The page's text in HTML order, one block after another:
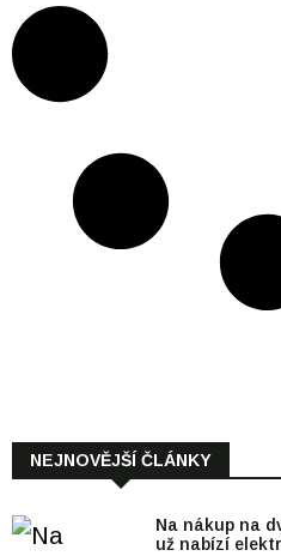
NEJNOVĚJŠÍ ČLÁNKY
Na nákup na
už nabízí